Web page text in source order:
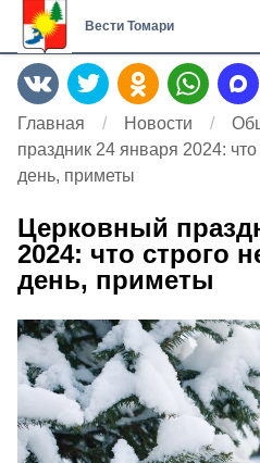
Вести Томари
Главная Новости
праздник 24 января 2024: что
день, приметы
Церковный
2024: что строго
день, приметы